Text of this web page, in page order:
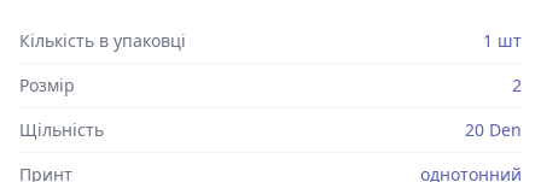
Кількість в упаковці
1 шт
Розмір
2
Щільність
20 Den
Принт
однотонний